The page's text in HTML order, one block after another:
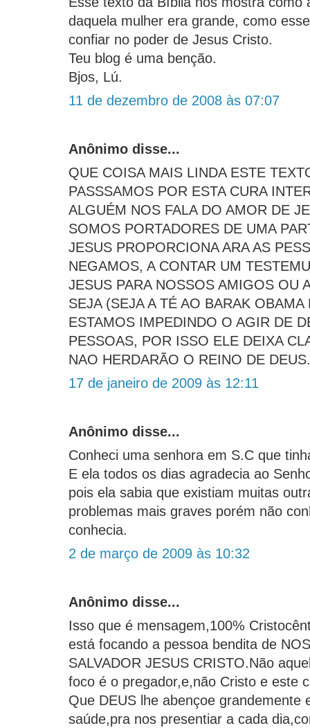
daquela mulher era grande, como
confiar no poder de Jesus Cristo.
Teu blog é uma benção.
Bjos, Lú.
11 de dezembro de 2008 às 07:07
Anônimo disse...
QUE COISA MAIS LINDA ESTE
PASSSAMOS POR ESTA CURA
ALGUÉM NOS FALA DO AMOR DE
SOMOS PORTADORES DE UMA
JESUS PROPORCIONA ARA AS
NEGAMOS, A CONTAR UM
JESUS PARA NOSSOS AMIGOS OU
SEJA (SEJA A TÉ AO BARAK
ESTAMOS IMPEDINDO O AGIR DE
PESSOAS, POR ISSO ELE DEIXA
NAO HERDARÃO O REINO DE
17 de janeiro de 2009 às 12:11
Anônimo disse...
Conheci uma senhora em S.C que
E ela todos os dias agradecia ao
pois ela sabia que existiam muitas
problemas mais graves porém não
conhecia.
2 de março de 2009 às 10:32
Anônimo disse...
Isso que é mensagem,100%
está focando a pessoa bendita de
SALVADOR JESUS CRISTO.Não
foco é o pregador,e,não Cristo e este
Que DEUS lhe abençoe grandemente
saúde,pra nos presentiar a cada